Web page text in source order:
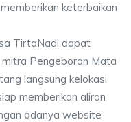
keterbaikan
TirtaNadi dapat
Pengeboran Mata
langsung kelokasi
memberikan aliran
adanya website